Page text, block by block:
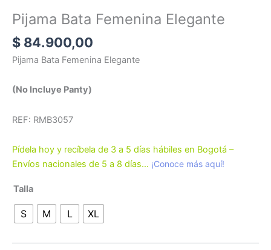
Pijama Bata Femenina Elegante
$ 84.900,00
Pijama Bata Femenina Elegante
(No Incluye Panty)
REF: RMB3057
Pídela hoy y recíbela de 3 a 5 días hábiles en Bogotá –
Envíos nacionales de 5 a 8 días… ¡Conoce más aquí!
Talla
S M L XL
Femenina
Elegante
cantidad